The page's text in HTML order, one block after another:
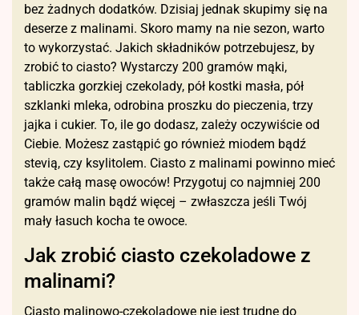
bez żadnych dodatków. Dzisiaj jednak skupimy się na
deserze z malinami. Skoro mamy na nie sezon, warto
to wykorzystać. Jakich składników potrzebujesz, by
zrobić to ciasto? Wystarczy 200 gramów mąki,
tabliczka gorzkiej czekolady, pół kostki masła, pół
szklanki mleka, odrobina proszku do pieczenia, trzy
jajka i cukier. To, ile go dodasz, zależy oczywiście od
Ciebie. Możesz zastąpić go również miodem bądź
stevią, czy ksylitolem. Ciasto z malinami powinno mieć
także całą masę owoców! Przygotuj co najmniej 200
gramów malin bądź więcej – zwłaszcza jeśli Twój
mały łasuch kocha te owoce.
Jak zrobić ciasto czekoladowe z
malinami?
Ciasto malinowo-czekoladowe nie jest trudne do